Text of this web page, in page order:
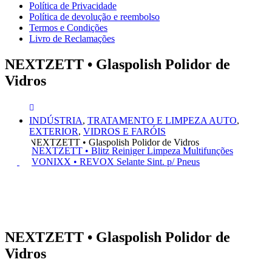
Política de Privacidade
Política de devolução e reembolso
Termos e Condições
Livro de Reclamações
NEXTZETT • Glaspolish Polidor de
Vidros
INDÚSTRIA, TRATAMENTO E LIMPEZA AUTO,
EXTERIOR, VIDROS E FARÓIS
NEXTZETT • Glaspolish Polidor de Vidros
NEXTZETT • Blitz Reiniger Limpeza Multifunções
VONIXX • REVOX Selante Sint. p/ Pneus
NEXTZETT • Glaspolish Polidor de
Vidros